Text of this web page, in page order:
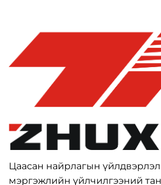
Цаасан найрлагын
мэргэжлийн үйлчилгээний